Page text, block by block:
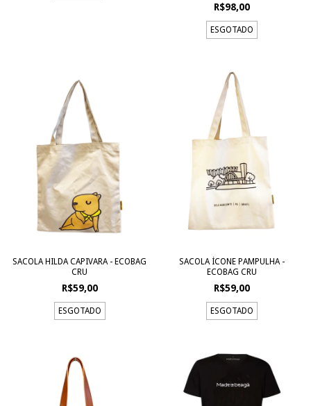
R$98,00
ESGOTADO
SACOLA HILDA CAPIVARA - ECOBAG
CRU
R$59,00
ESGOTADO
SACOLA ÍCONE PAMPULHA -
ECOBAG CRU
R$59,00
ESGOTADO